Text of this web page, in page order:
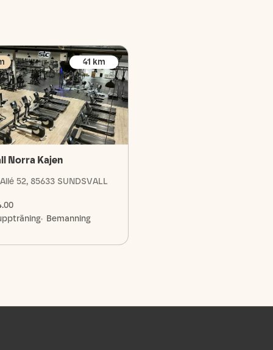
41 km
Norra Kajen
52, 85633 SUNDSVALL
Bemanning